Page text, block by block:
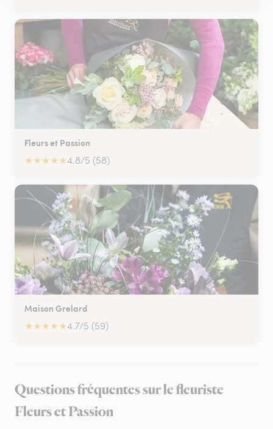
Fleurs et Passion
★★★★★4.8/5 (58)
Maison Grelard
★★★★★4.7/5 (59)
Questions fréquentes sur le fleuriste
Fleurs et Passion